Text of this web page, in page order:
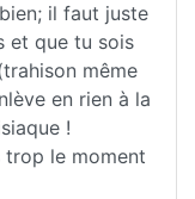
il faut juste
et que tu sois
même
en rien à la
!
le moment